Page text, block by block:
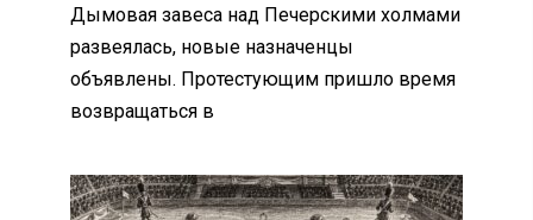
Дымовая завеса над Печерскими холмами
развеялась, новые назначенцы
объявлены. Протестующим пришло время
возвращаться в